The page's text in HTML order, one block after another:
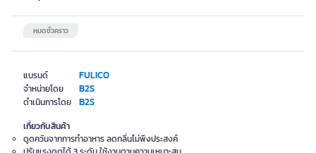
แบรนด์ FULICO
จำหน่ายโดย B2S
ดำเนินการโดย B2S
หมดชั่วคราว
เกี่ยวกับสินค้า
ดูดควันจากการทำอาหาร ลดกลิ่นไม่พึงประสงค์